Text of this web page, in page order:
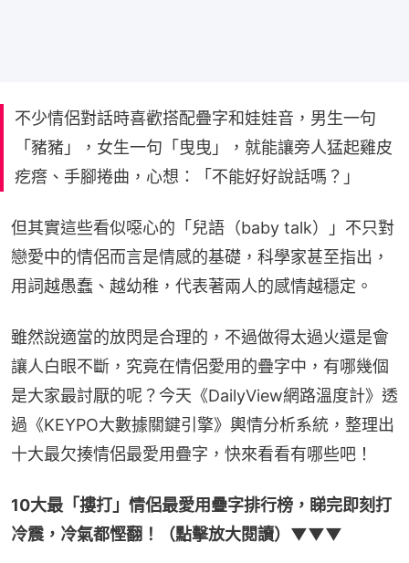
不少情侶對話時喜歡搭配疊字和娃娃音，男生一句
「豬豬」，女生一句「曳曳」，就能讓旁人猛起雞皮
疙瘩、手腳捲曲，心想：「不能好好說話嗎？」
但其實這些看似噁心的「兒語（baby talk）」不只對
戀愛中的情侶而言是情感的基礎，科學家甚至指出，
用詞越愚蠢、越幼稚，代表著兩人的感情越穩定。
雖然說適當的放閃是合理的，不過做得太過火還是會
讓人白眼不斷，究竟在情侶愛用的疊字中，有哪幾個
是大家最討厭的呢？今天《DailyView網路溫度計》透
過《KEYPO大數據關鍵引擎》輿情分析系統，整理出
十大最欠揍情侶最愛用疊字，快來看看有哪些吧！
10大最「摟打」情侶最愛用疊字排行榜，睇完即刻打
冷震，冷氣都慳翻！（點擊放大閱讀）▼▼▼